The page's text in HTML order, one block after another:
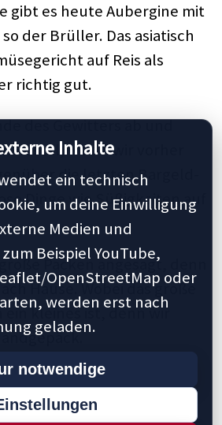
gibt es heute Aubergine mit
der Brüller. Das asiatisch
auf Reis als
richtig gut.
des Gewitters ab und
Hostel, wobei wir vorher
die letzten Bargeld-
Dinge wie Süßigkeiten auf
Packen angesagt, denn
Hause. Wobei das große
ein kleines ist, denn wir
10 15 20
Inhalte
ein technisch
um deine Einwilligung
Medien und
Beispiel YouTube,
OpenStreetMap oder
werden erst nach
geladen.
notwendige